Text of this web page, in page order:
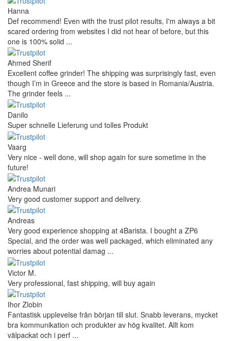
Hanna
Def recommend! Even with the trust pilot results, I'm always a bit
scared ordering from websites I did not hear of before, but this
one is 100% solid ...
Ahmed Sherif
Excellent coffee grinder! The shipping was surprisingly fast, even
though I’m in Greece and the store is based in Romania/Austria.
The grinder feels ...
Danilo
Super schnelle Lieferung und tolles Produkt
Vaarg
Very nice - well done, will shop again for sure sometime in the
future!
Andrea Munari
Very good customer support and delivery.
Andreas
Very good experience shopping at 4Barista. I bought a ZP6
Special, and the order was well packaged, which eliminated any
worries about potential damag ...
Victor M.
Very professional, fast shipping, will buy again
Ihor Zlobin
Fantastisk upplevelse från början till slut. Snabb leverans, mycket
bra kommunikation och produkter av hög kvalitet. Allt kom
välpackat och i perf ...